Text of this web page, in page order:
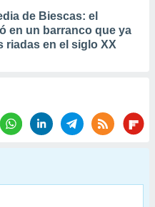
de Biescas: el
en un barranco que ya
riadas en el siglo XX